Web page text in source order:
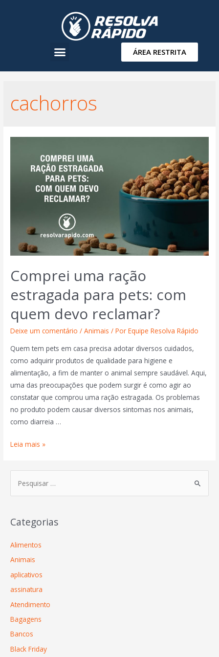
ÁREA RESTRITA
cachorros
Comprei uma ração
estragada para pets: com
quem devo reclamar?
Deixe um comentário /Animais / PorEquipe Resolva Rápido
Quem tem pets em casa precisa adotar diversos cuidados,
como adquirir produtos de qualidade para higiene e
alimentação, a fim de manter o animal sempre saudável. Aqui,
uma das preocupações que podem surgir é como agir ao
constatar que comprou uma ração estragada. Os problemas
no produto podem causar diversos sintomas nos animais,
como diarreia …
Leia mais »
Categorias
Alimentos
Animais
aplicativos
assinatura
Atendimento
Bagagens
Bancos
Black Friday